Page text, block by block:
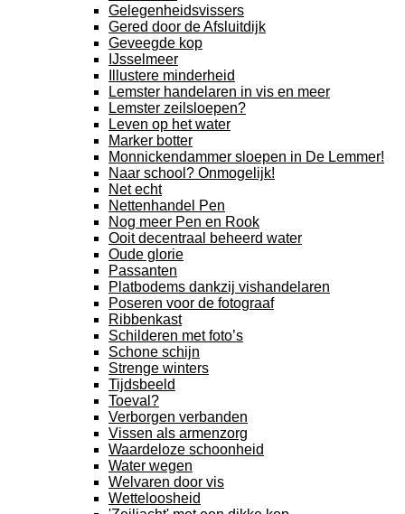
Gelegenheidsvissers
Gered door de Afsluitdijk
Geveegde kop
IJsselmeer
Illustere minderheid
Lemster handelaren in vis en meer
Lemster zeilsloepen?
Leven op het water
Marker botter
Monnickendammer sloepen in De Lemmer!
Naar school? Onmogelijk!
Net echt
Nettenhandel Pen
Nog meer Pen en Rook
Ooit decentraal beheerd water
Oude glorie
Passanten
Platbodems dankzij vishandelaren
Poseren voor de fotograaf
Ribbenkast
Schilderen met foto’s
Schone schijn
Strenge winters
Tijdsbeeld
Toeval?
Verborgen verbanden
Vissen als armenzorg
Waardeloze schoonheid
Water wegen
Welvaren door vis
Wetteloosheid